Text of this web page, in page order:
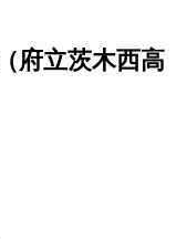
府立茨木西高